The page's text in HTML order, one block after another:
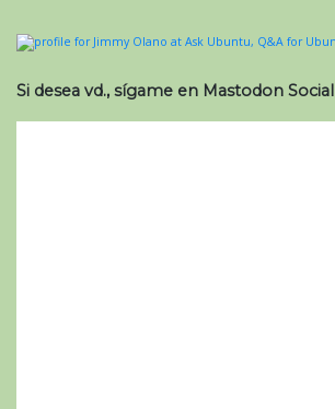
Si desea vd., sígame en Mastodon Social